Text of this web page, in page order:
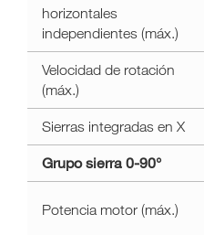
horizontales
independientes (máx.)
Velocidad de rotación
(máx.)
Sierras integradas en X
Grupo sierra 0-90°
Potencia motor (máx.)